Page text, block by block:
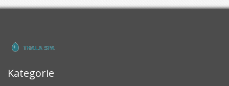
Kategorie